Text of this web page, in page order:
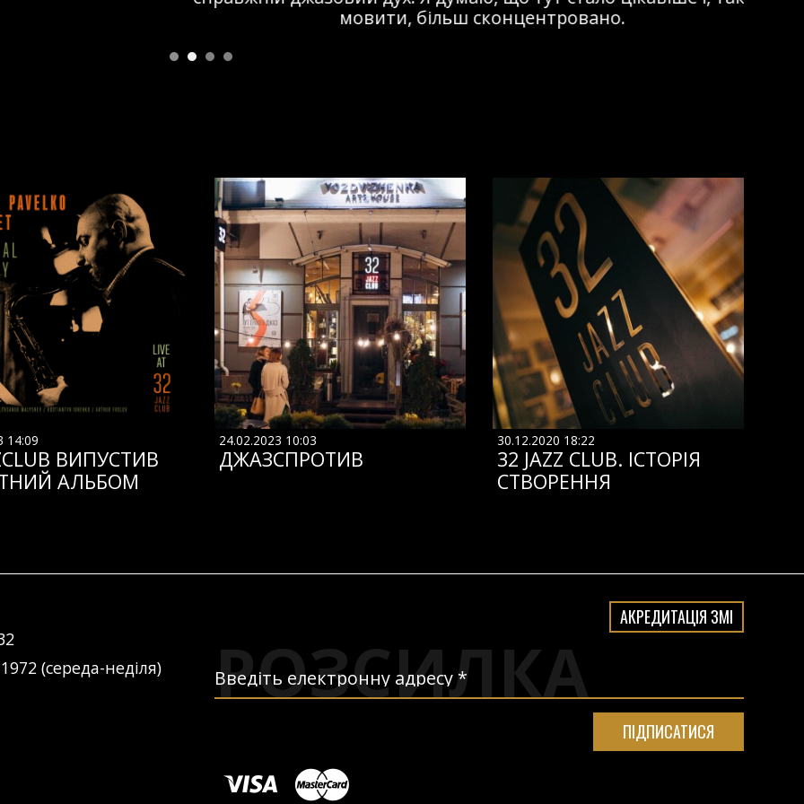
мовити, більш сконцентровано.
14:09
ВИПУСТИВ
АЛЬБОМ
24.02.2023 10:03
ДЖАЗСПРОТИВ
30.12.2020 18:22
32 JAZZ CLUB. ІСТОРІЯ
СТВОРЕННЯ
(середа-неділя)
АКРЕДИТАЦІЯ ЗМІ
РОЗСИЛКА